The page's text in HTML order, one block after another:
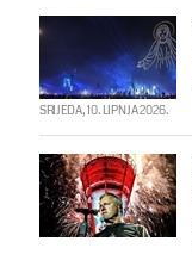
SRIJEDA, 10. LIPNJA 2026.